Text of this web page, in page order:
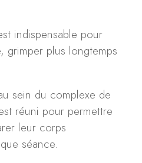
indispensable pour
grimper plus longtemps
sein du complexe de
réuni pour permettre
leur corps
séance.